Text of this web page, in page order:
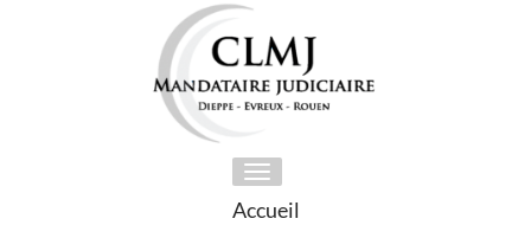
Toggle
navigation
Accueil